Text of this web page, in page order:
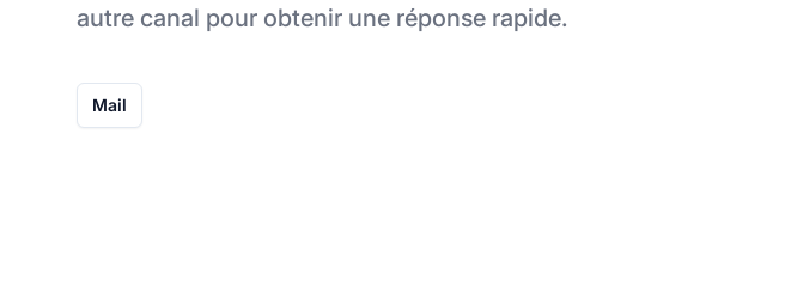
autre canal pour obtenir une réponse rapide.
Mail